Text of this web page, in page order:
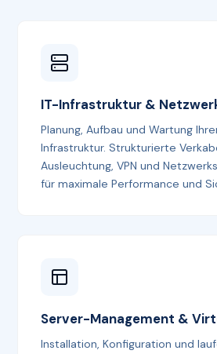
IT-Infrastruktur &
Planung, Aufbau und Wartung
Infrastruktur. Strukturierte
Ausleuchtung, VPN und
für maximale Performance und
Server-Management &
Installation, Konfiguration und